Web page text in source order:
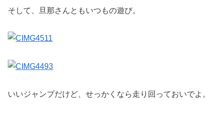
そして、旦那さんともいつもの遊び。
いいジャンプだけど、せっかくなら走り回っておいでよ。